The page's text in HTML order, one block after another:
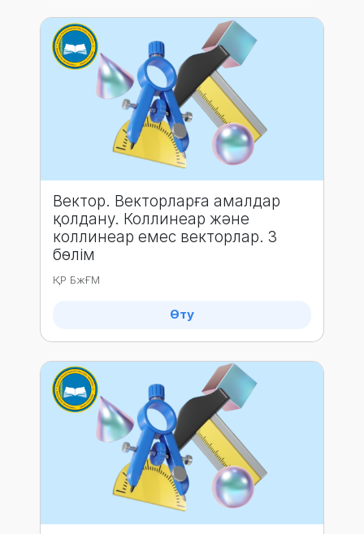
Вектор. Векторларға амалдар
қолдану. Коллинеар және
коллинеар емес векторлар. 3
бөлім
ҚР БжҒМ
Өту